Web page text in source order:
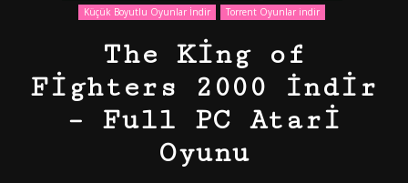
Küçük Boyutlu Oyunlar İndir
Torrent Oyunlar indir
The King of
Fighters 2000 İndir
– Full PC Atari
Oyunu